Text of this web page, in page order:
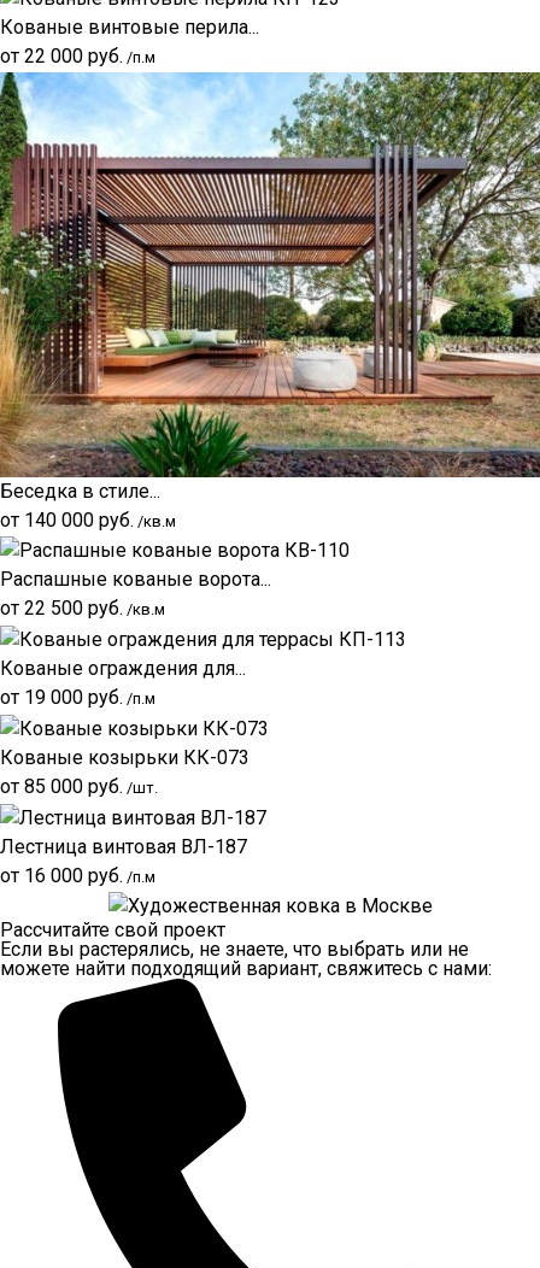
Кованые винтовые перила...
от 22 000 руб. /п.м
Беседка в стиле...
от 140 000 руб. /кв.м
Распашные кованые ворота...
от 22 500 руб. /кв.м
Кованые ограждения для...
от 19 000 руб. /п.м
Кованые козырьки КК-073
от 85 000 руб. /шт.
Лестница винтовая ВЛ-187
от 16 000 руб. /п.м
Рассчитайте свой проект
Если вы растерялись, не знаете, что выбрать или не
можете найти подходящий вариант, свяжитесь с нами: